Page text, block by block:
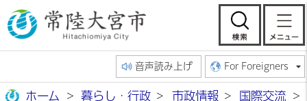
常陸大宮市公
検
音声読み上げ For Foreigners
ホーム 暮らし・行政 市政情報 国際交流